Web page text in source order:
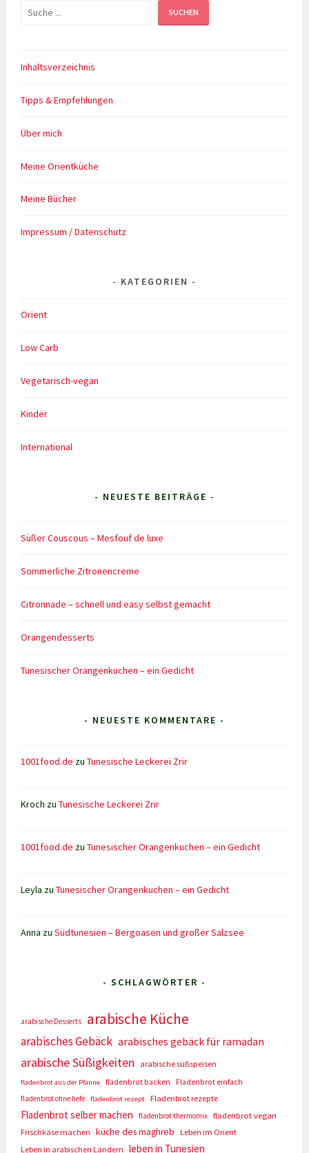
Suchen SUCHEN
Inhaltsverzeichnis
Tipps & Empfehlungen
Über mich
Meine Orientküche
Meine Bücher
Impressum / Datenschutz
KATEGORIEN
Orient
Low Carb
Vegetarisch-vegan
Kinder
International
- NEUESTE BEITRÄGE -
Süßer Couscous – Mesfouf de luxe
Sommerliche Zitronencreme
Citronnade – schnell und easy selbst gemacht
Orangendesserts
Tunesischer Orangenkuchen – ein Gedicht
- NEUESTE KOMMENTARE -
1001food.de zuTunesische Leckerei Zrir
Kroch zuTunesische Leckerei Zrir
1001food.de zuTunesischer Orangenkuchen – ein Gedicht
Leyla zuTunesischer Orangenkuchen – ein Gedicht
Anna zuSüdtunesien – Bergoasen und großer Salzsee
- SCHLAGWÖRTER -
arabische Desserts arabische Küche
arabisches Gebäck arabisches gebäck für ramadan
arabische Süßigkeiten arabische süßspeisen
fladenbrot aus der Pfanne fladenbrot backen
Fladenbrot einfach
fladenbrot ohne hefe
fladenbrot rezept Fladenbrot rezepte
Fladenbrot selber machen fladenbrot thermomix fladenbrot vegan
Frischkäse machen
küche des maghreb
Leben im Orient
Leben in arabischen Ländern
leben in Tunesien